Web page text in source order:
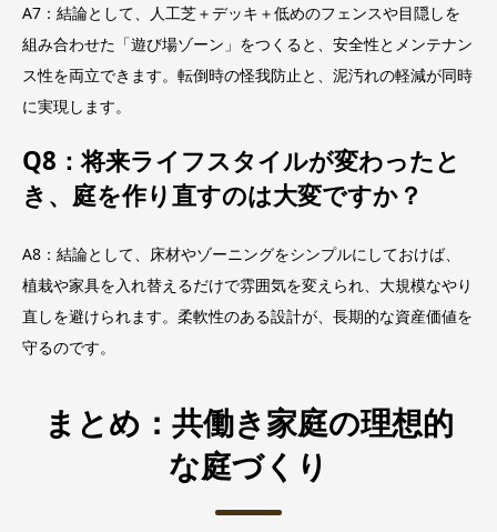
A7：結論として、人工芝＋デッキ＋低めのフェンスや目隠しを
組み合わせた「遊び場ゾーン」をつくると、安全性とメンテナン
ス性を両立できます。転倒時の怪我防止と、泥汚れの軽減が同時
に実現します。
Q8：将来ライフスタイルが変わったと
き、庭を作り直すのは大変ですか？
A8：結論として、床材やゾーニングをシンプルにしておけば、
植栽や家具を入れ替えるだけで雰囲気を変えられ、大規模なやり
直しを避けられます。柔軟性のある設計が、長期的な資産価値を
守るのです。
まとめ：共働き家庭の理想的
な庭づくり